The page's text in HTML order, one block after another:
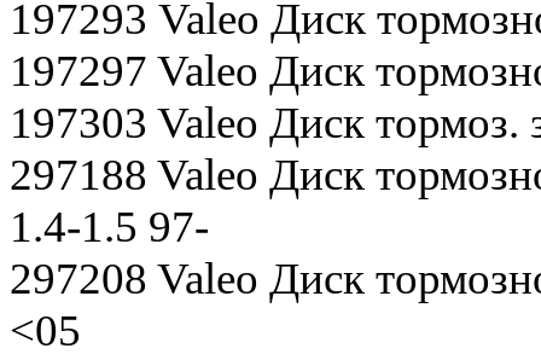
197293 Valeo Диск
197297 Valeo Диск
197303 Valeo Диск тормоз.
297188 Valeo Диск
1.4-1.5 97-
297208 Valeo Диск
<05